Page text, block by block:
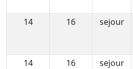
14
16 sejour
14
16 sejour